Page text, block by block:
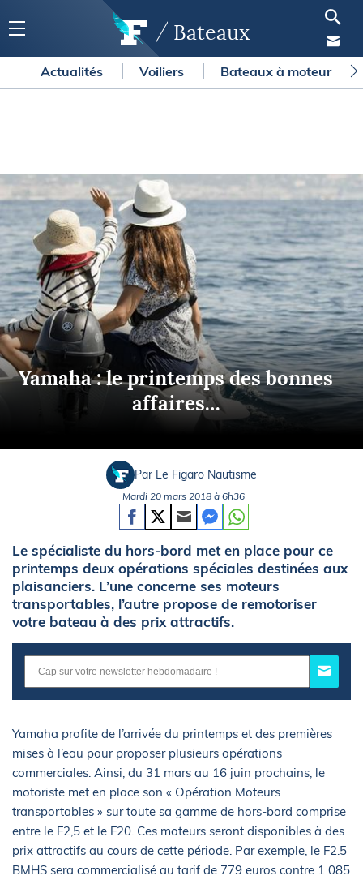
Bateaux
Actualités Voiliers Bateaux à moteur
Yamaha : le printemps des bonnes
affaires…
Par Le Figaro Nautisme
Mardi 20 mars 2018 à 6h36
Le spécialiste du hors-bord met en place pour ce
printemps deux opérations spéciales destinées aux
plaisanciers. L’une concerne ses moteurs
transportables, l’autre propose de remotoriser
votre bateau à des prix attractifs.
Yamaha profite de l’arrivée du printemps et des premières
mises à l’eau pour proposer plusieurs opérations
commerciales. Ainsi, du 31 mars au 16 juin prochains, le
motoriste met en place son « Opération Moteurs
transportables » sur toute sa gamme de hors-bord comprise
entre le F2,5 et le F20. Ces moteurs seront disponibles à des
prix attractifs au cours de cette période. Par exemple, le F2.5
BMHS sera commercialisé au tarif de 779 euros contre 1 085